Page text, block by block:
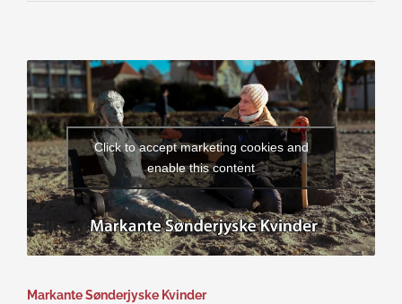
Click to accept marketing cookies and
enable this content
Markante Sønderjyske Kvinder